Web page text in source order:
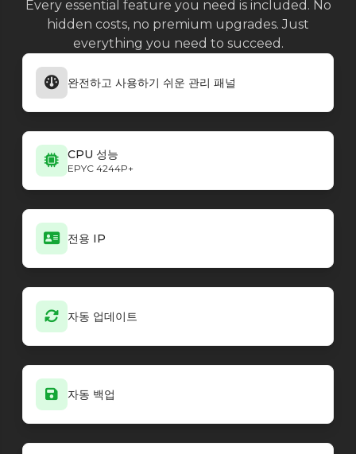
Every essential feature you need is included. No
hidden costs, no premium upgrades. Just
everything you need to succeed.
완전하고 사용하기 쉬운 관리 패널
CPU 성능
EPYC 4244P+
전용 IP
자동 업데이트
자동 백업